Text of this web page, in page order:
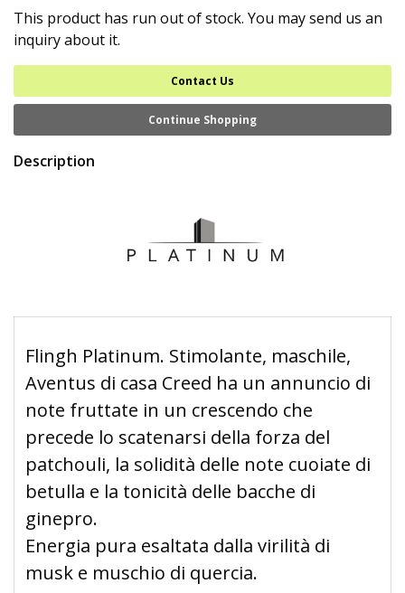
This product has run out of stock. You may send us an
inquiry about it.
Contact Us
Continue Shopping
Description
Flingh Platinum. Stimolante, maschile,
Aventus di casa Creed ha un annuncio di
note fruttate in un crescendo che
precede lo scatenarsi della forza del
patchouli, la solidità delle note cuoiate di
betulla e la tonicità delle bacche di
ginepro.
Energia pura esaltata dalla virilità di
musk e muschio di quercia.